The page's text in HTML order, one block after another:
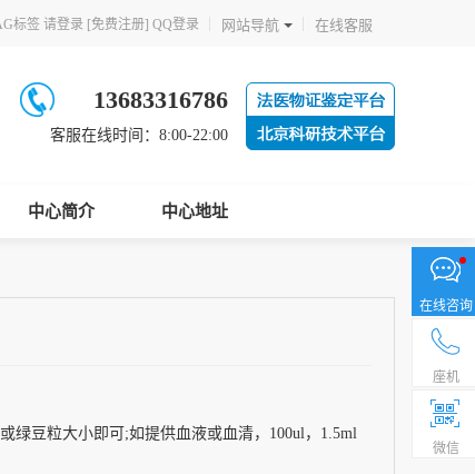
标签 请登录 [免费注册] QQ登录 网站导航 在线客服
13683316786
客服在线时间：8:00-22:00
中心简介 中心地址
绿豆粒大小即可;如提供血液或血清，100ul，1.5ml
在线咨询
座机
微信